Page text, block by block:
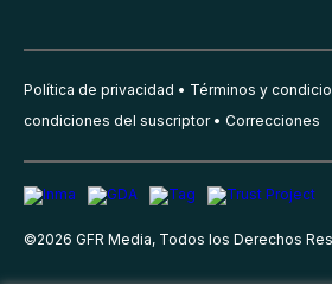
Política de privacidad Términos y
condiciones del suscriptor
Correcciones
©2026 GFR Media, Todos los Derechos